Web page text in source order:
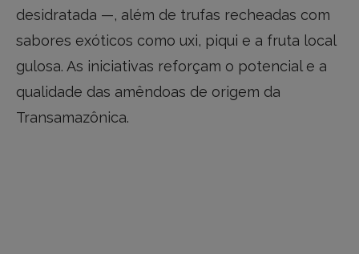
desidratada —, além de trufas recheadas com
sabores exóticos como uxi, piqui e a fruta local
gulosa. As iniciativas reforçam o potencial e a
qualidade das amêndoas de origem da
Transamazônica.